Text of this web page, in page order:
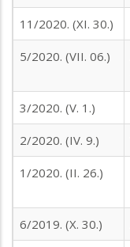
11/2020. (XI. 30.)
5/2020. (VII. 06.)
3/2020. (V. 1.)
2/2020. (IV. 9.)
1/2020. (II. 26.)
6/2019. (X. 30.)